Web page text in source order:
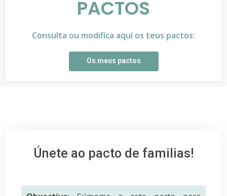
PACTOS
Consulta ou modifica aquí os teus pactos:
Os meus pactos
Únete ao pacto de familias!